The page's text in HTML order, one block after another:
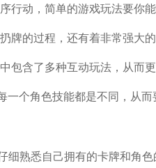
行动，简单的游戏玩法要你能
牌的过程，还有着非常强大的
包含了多种互动玩法，从而更
一个角色技能都是不同，从而
细熟悉自己拥有的卡牌和角